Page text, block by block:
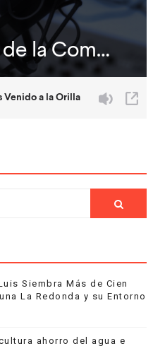
Siembra Más de Cien
La Redonda y su Entorno
ahorro del agua e